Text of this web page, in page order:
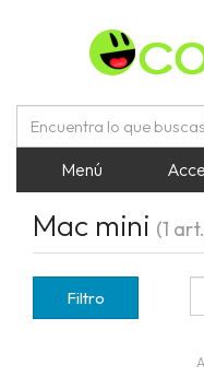
Menú
Mac mini (1
Filtro